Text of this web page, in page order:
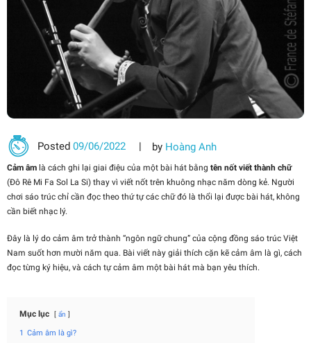
Posted09/06/2022 by Hoàng Anh
Cảm âm là cách ghi lại giai điệu của một bài hát bằng tên nốt viết thành chữ
(Đô Rê Mi Fa Sol La Si) thay vì viết nốt trên khuông nhạc năm dòng kẻ. Người
chơi sáo trúc chỉ cần đọc theo thứ tự các chữ đó là thổi lại được bài hát, không
cần biết nhạc lý.
Đây là lý do cảm âm trở thành “ngôn ngữ chung” của cộng đồng sáo trúc Việt
Nam suốt hơn mười năm qua. Bài viết này giải thích cặn kẽ cảm âm là gì, cách
đọc từng ký hiệu, và cách tự cảm âm một bài hát mà bạn yêu thích.
Mục lục ẩn
1 Cảm âm là gì?